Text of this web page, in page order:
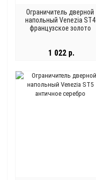
Ограничитель дверной
напольный Venezia ST4
французское золото
1 022 р.